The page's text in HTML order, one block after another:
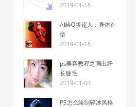
2019-01-16
AI绘Q版超人：身体造
型
2019-01-16
ps美容教程之画出纤
长睫毛
2019-01-03
PS怎么绘制碎冰风格